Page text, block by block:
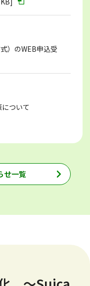
）のWEB申込受
ついて
せ一覧